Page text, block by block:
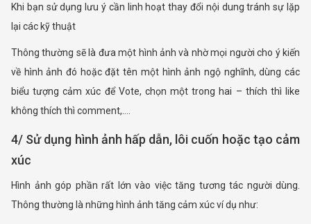
Khi bạn sử dụng lưu ý cần linh hoạt thay đổi nội dung tránh sự lặp
lại các kỹ thuật
Thông thường sẽ là đưa một hình ảnh và nhờ mọi người cho ý kiến
về hình ảnh đó hoặc đặt tên một hình ảnh ngộ nghĩnh, dùng các
biểu tượng cảm xúc để Vote, chọn một trong hai – thích thì like
không thích thì comment,….
4/ Sử dụng hình ảnh hấp dẫn, lôi cuốn hoặc tạo cảm
xúc
Hình ảnh góp phần rất lớn vào việc tăng tương tác người dùng.
Thông thường là những hình ảnh tăng cảm xúc ví dụ như: